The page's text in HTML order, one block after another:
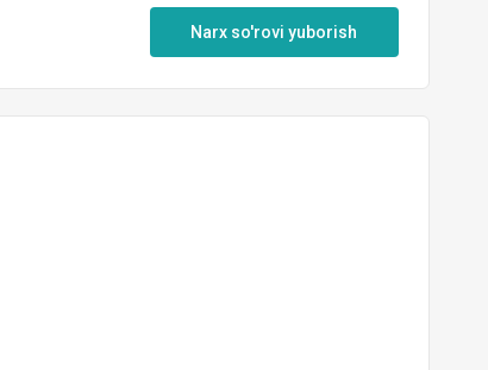
Narx so'rovi yuborish